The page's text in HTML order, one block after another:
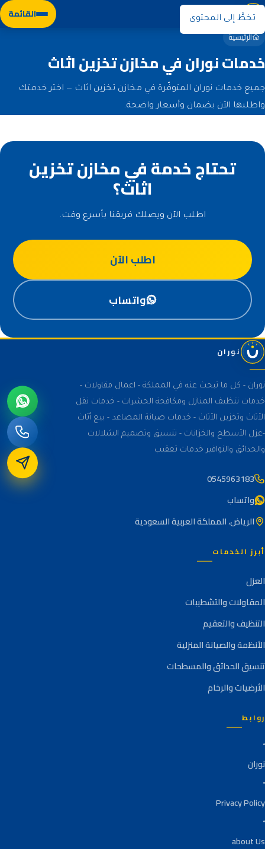
تخطَّ إلى المحتوى القائمة نوران
الرئيسية
خدمات نوران في مخازن تخزين اثاث
جميع خدمات نوران المتوفّرة في مخازن تخزين اثاث — اختر خدمتك
واطلبها الآن بضمان وأسعار واضحة.
تحتاج خدمة في مخازن تخزين
اثاث؟
اطلب الآن ويصلك فريقنا بأسرع وقت.
اطلب الآن
واتساب
نوران
نوران - كل ما تبحث عنه في المملكة - اعمال مقاولات -
خدمات تنظيف المنازل ومكافحة الحشرات - خدمات نقل
الأثاث وتخزين الأثاث - خدمات صيانة المصاعد - بيع أثاث
-عزل الأسطح والخزانات - تنسيق وتصميم الشلالات
والحدائق والنوافير خدمات تعقيب
0545963183
واتساب
الرياض، المملكة العربية السعودية
أبرز الخدمات
العزل
المقاولات والتشطيبات
التنظيف والتعقيم
الأنظمة والصيانة المنزلية
تنسيق الحدائق والمسطحات
الأرضيات والرخام
روابط
نوران
Privacy Policy
about Us